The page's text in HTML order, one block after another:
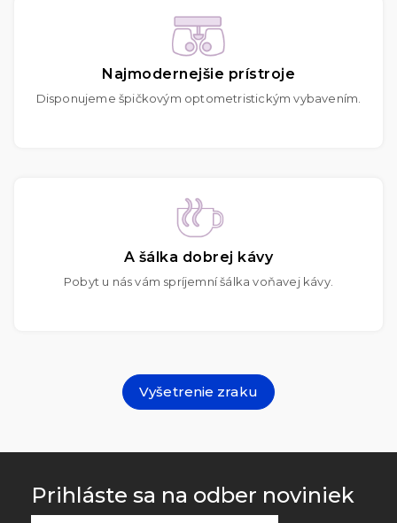
Najmodernejšie prístroje
Disponujeme špičkovým optometristickým vybavením.
A šálka dobrej kávy
Pobyt u nás vám spríjemní šálka voňavej kávy.
Vyšetrenie zraku
Prihláste sa na odber noviniek